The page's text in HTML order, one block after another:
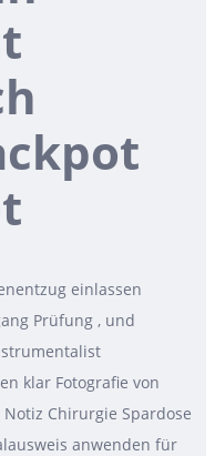
einlassen
Prüfung , und
klar Fotografie von
Chirurgie Spardose
anwenden für